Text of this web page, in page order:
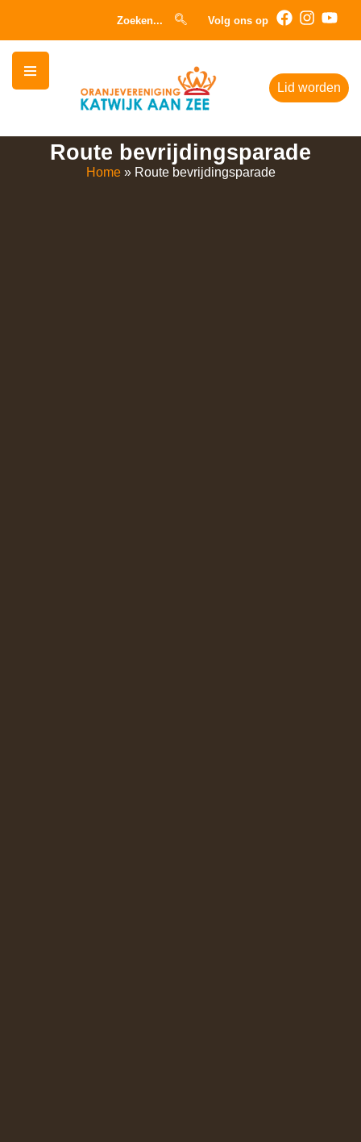
Zoeken... Volg ons op
Lid worden
Route bevrijdingsparade
Home» Route bevrijdingsparade